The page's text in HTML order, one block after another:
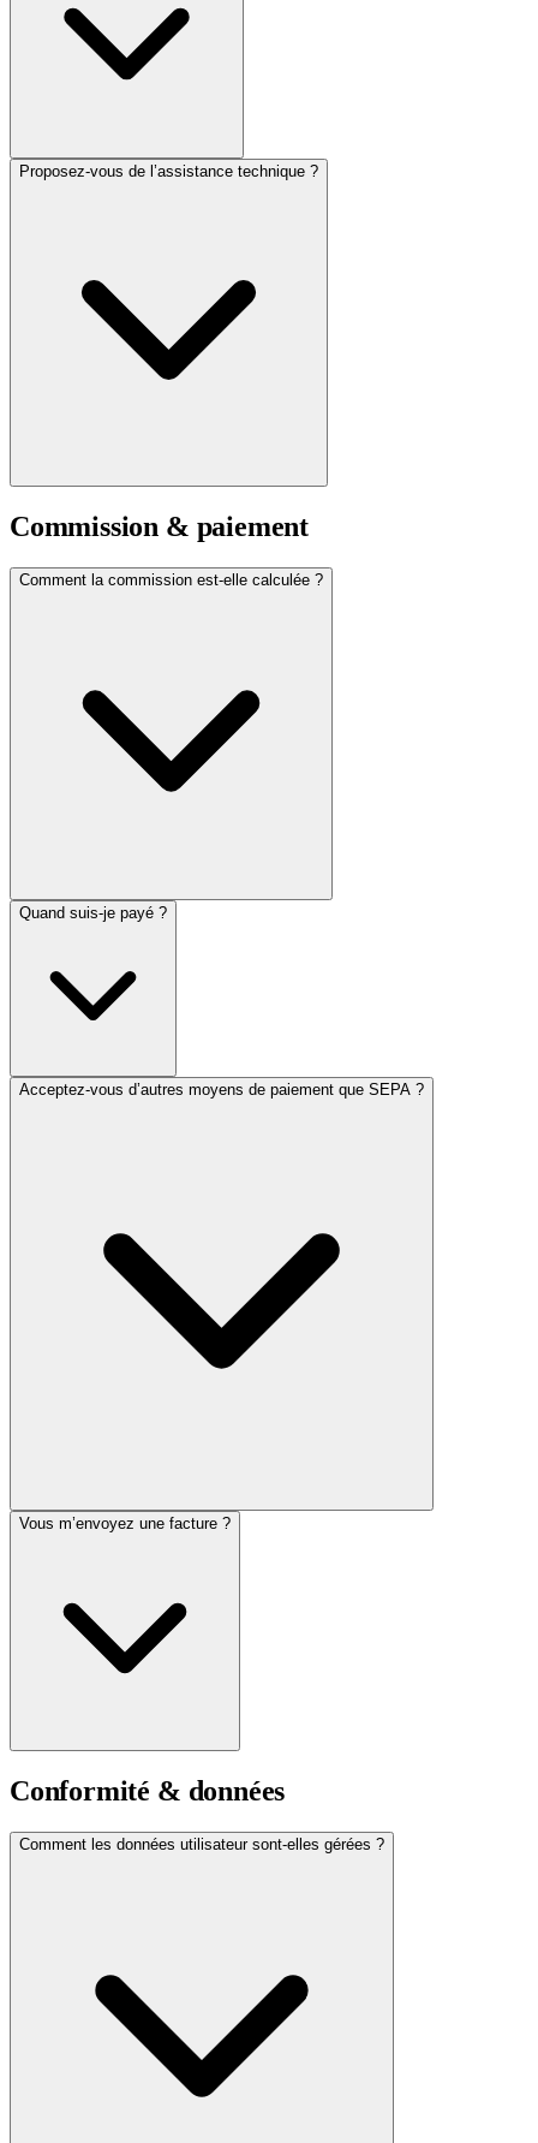
Proposez-vous de l’assistance technique ?
Commission & paiement
Comment la commission est-elle calculée ?
Quand suis-je payé ?
Acceptez-vous d’autres moyens de paiement que SEPA ?
Vous m’envoyez une facture ?
Conformité & données
Comment les données utilisateur sont-elles gérées ?